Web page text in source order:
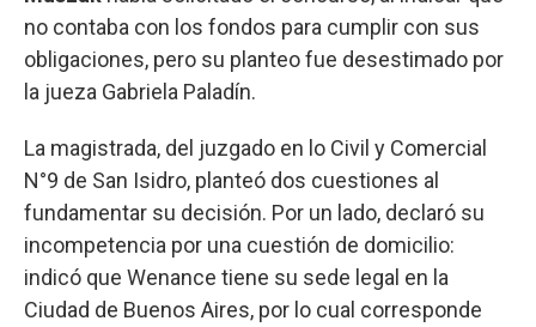
no contaba con los fondos para cumplir con sus
obligaciones, pero su planteo fue desestimado por
la jueza Gabriela Paladín.
La magistrada, del juzgado en lo Civil y Comercial
N°9 de San Isidro, planteó dos cuestiones al
fundamentar su decisión. Por un lado, declaró su
incompetencia por una cuestión de domicilio:
indicó que Wenance tiene su sede legal en la
Ciudad de Buenos Aires, por lo cual corresponde